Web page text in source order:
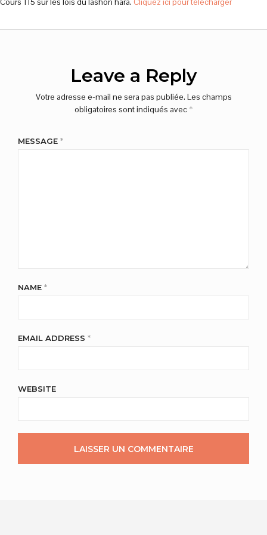
Leave a Reply
Votre adresse e-mail ne sera pas publiée. Les champs
obligatoires sont indiqués avec *
MESSAGE *
NAME *
EMAIL ADDRESS *
WEBSITE